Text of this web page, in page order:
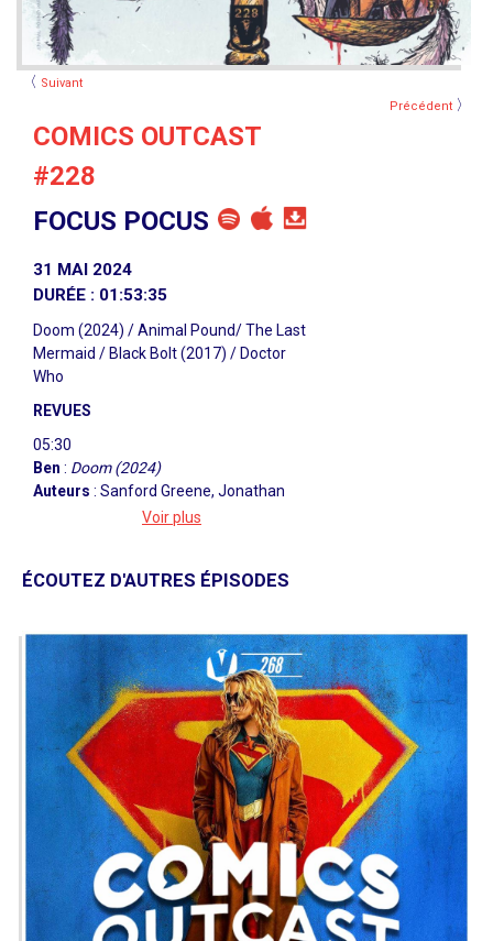
〈 Suivant
Précédent 〉
COMICS OUTCAST
#228
FOCUS POCUS
31 MAI 2024
DURÉE : 01:53:35
Doom (2024) / Animal Pound/ The Last
Mermaid / Black Bolt (2017) / Doctor
Who
REVUES
05:30
Ben : Doom (2024)
Auteurs : Sanford Greene, Jonathan
: Sanford Greene
22:30
Bonvillain, Peter Gross
BOOM! Studios, 2023
XT-Phate:The Last Mermaid
Auteur/Illu.
: Derek Kirk Kim
Image Comics, 2024
DOSSIER :Black Bolt (2017)
Auteur : Saladin AhmedIllu.: Christian
Ward, Frazer Irving
Marvel Comics, 2017
Voir plus
ÉCOUTEZ D'AUTRES ÉPISODES